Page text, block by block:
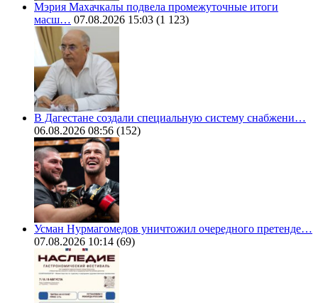
Мэрия Махачкалы подвела промежуточные итоги
масш… 07.08.2026 15:03 (1 123)
В Дагестане создали специальную систему снабжени…
06.08.2026 08:56 (152)
Усман Нурмагомедов уничтожил очередного претенде…
07.08.2026 10:14 (69)